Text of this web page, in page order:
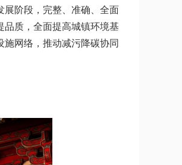
阶段，完整、准确、全面
质，全面提高城镇环境基
网络，推动减污降碳协同